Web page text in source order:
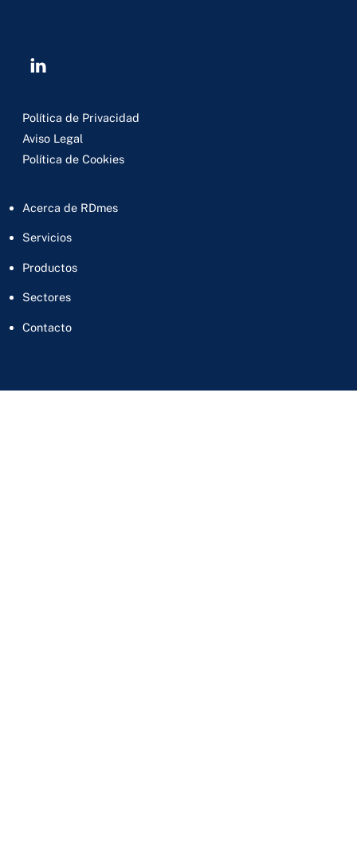
Política de Privacidad
Aviso Legal
Política de Cookies
Acerca de RDmes
Servicios
Productos
Sectores
Contacto